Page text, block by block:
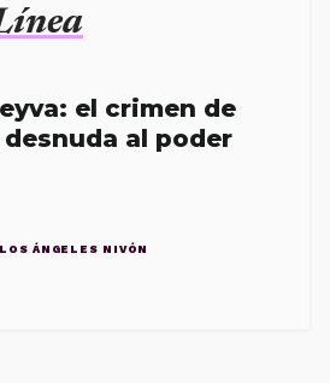
el crimen de
al poder
ÁNGELES NIVÓN